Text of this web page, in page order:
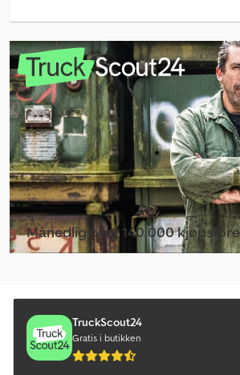
Linde L 16
Linde V
Man Lastebiler
Man Le
Man Tge
Man Tge 3
Man Tgl 8
Man Tgm 12
Man Varebil
Mercedes Benz Lastebiler
Månedlig over 140 000
TruckScout24
Gratis i butikken